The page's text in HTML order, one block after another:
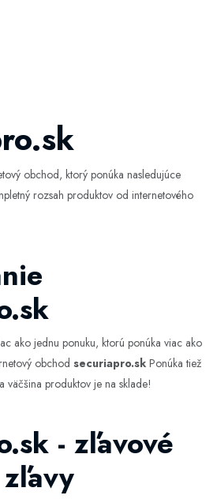
obchod, ktorý ponúka nasledujúce
rozsah produktov od internetového
ako jednu ponuku, ktorú ponúka viac ako
obchod securiapro.sk Ponúka tiež
väčšina produktov je na sklade!
- zľavové